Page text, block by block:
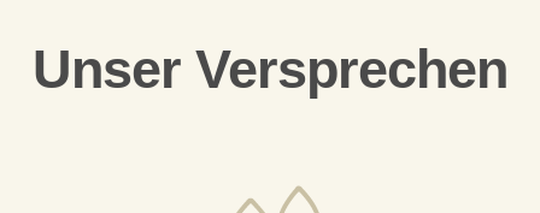
Unser Versprechen